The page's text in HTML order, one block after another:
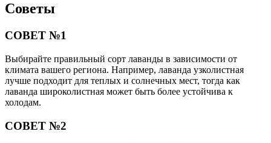
Советы
СОВЕТ №1
Выбирайте правильный сорт лаванды в зависимости от
климата вашего региона. Например, лаванда узколистная
лучше подходит для теплых и солнечных мест, тогда как
лаванда широколистная может быть более устойчива к
холодам.
СОВЕТ №2